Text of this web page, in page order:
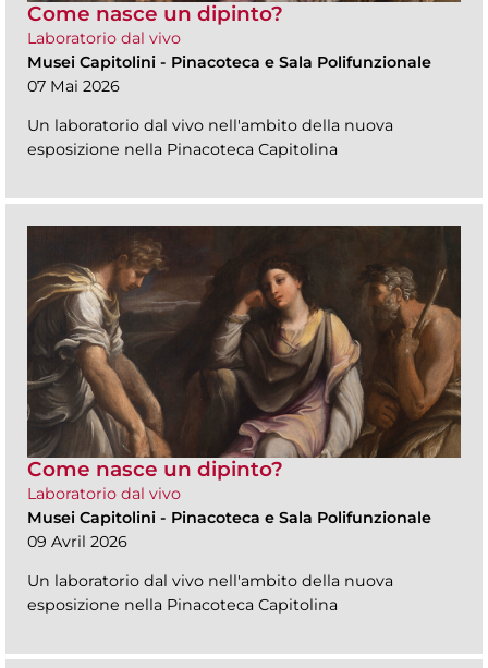
Come nasce un dipinto?
Laboratorio dal vivo
Musei Capitolini - Pinacoteca e Sala Polifunzionale
07 Mai 2026
Un laboratorio dal vivo nell'ambito della nuova
esposizione nella Pinacoteca Capitolina
Come nasce un dipinto?
Laboratorio dal vivo
Musei Capitolini - Pinacoteca e Sala Polifunzionale
09 Avril 2026
Un laboratorio dal vivo nell'ambito della nuova
esposizione nella Pinacoteca Capitolina